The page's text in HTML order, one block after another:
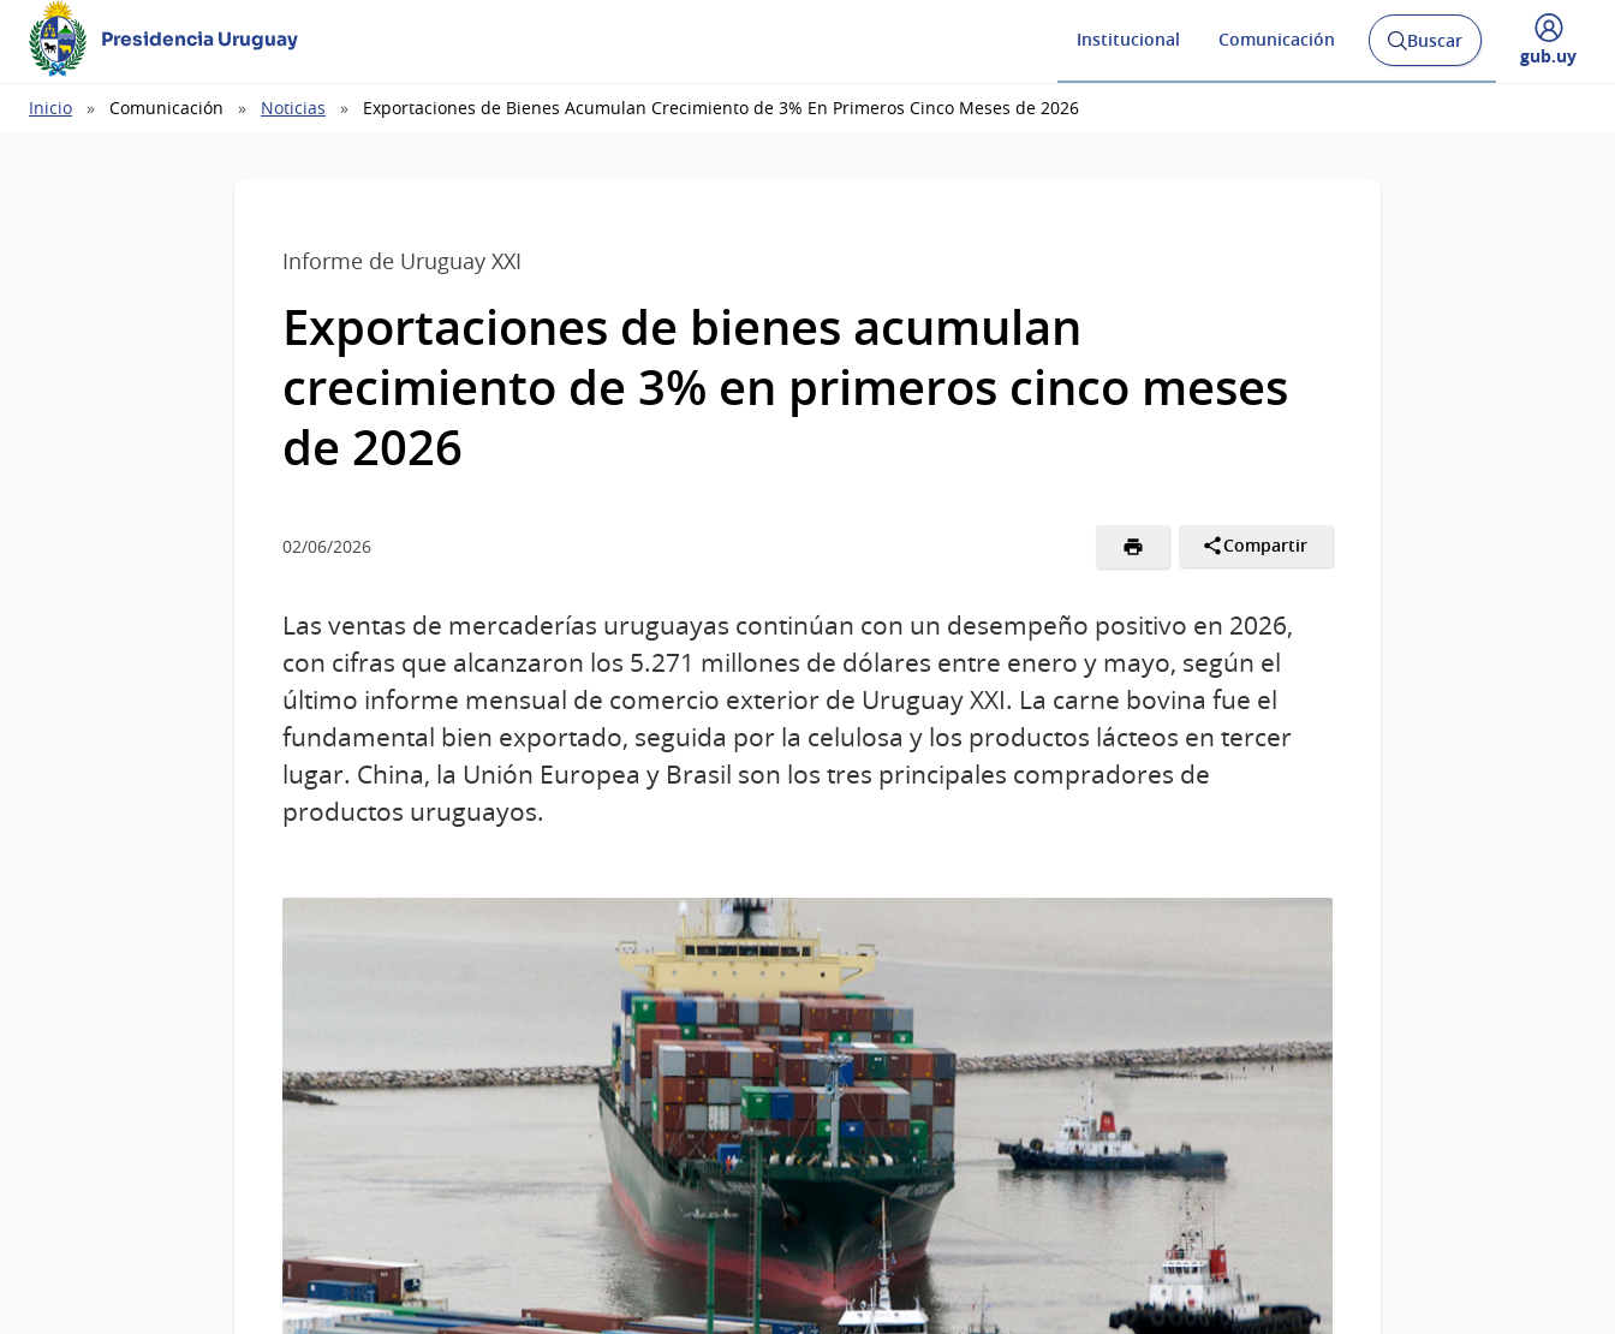
Presidencia Uruguay Institucional Comunicación
Abrir
buscador
Buscar
Desplegar
gub.uy
Ruta
Inicio Comunicación Noticias Exportaciones de Bienes Acumulan Crecimiento de 3% En Primeros Cinco Meses de 2026
Informe de Uruguay XXI
Exportaciones de bienes acumulan
crecimiento de 3% en primeros cinco meses
de 2026
02/06/2026 Compartir
Las ventas de mercaderías uruguayas continúan con un desempeño positivo en 2026,
con cifras que alcanzaron los 5.271 millones de dólares entre enero y mayo, según el
último informe mensual de comercio exterior de Uruguay XXI. La carne bovina fue el
fundamental bien exportado, seguida por la celulosa y los productos lácteos en tercer
lugar. China, la Unión Europea y Brasil son los tres principales compradores de
productos uruguayos.